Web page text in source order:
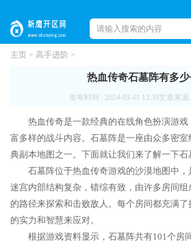
主页 > 高手进阶 >
热血传奇石墓阵有多少
发布时间 : 2024-03-01 13:30文章来源
热血传奇是一款经典的在线角色扮演游
富多样的战斗内容。石墓阵是一座由众多密
典副本地图之一。下面就让我们来了解一下
石墓阵位于热血传奇游戏的沙漠地图中
迷宫内部结构复杂，错综有致，由许多房间
的路径来探索和击败敌人。每个房间都充满
的实力和智慧来应对。
根据游戏资料显示，石墓阵共有101个房